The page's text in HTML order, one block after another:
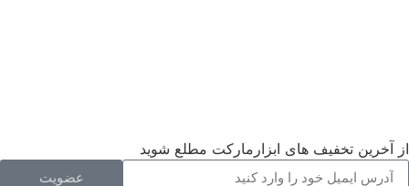
از آخرین تخفیف های ابزارمارکت مطلع شوید
عضویت